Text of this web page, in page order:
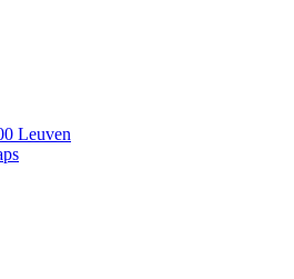
Leuven